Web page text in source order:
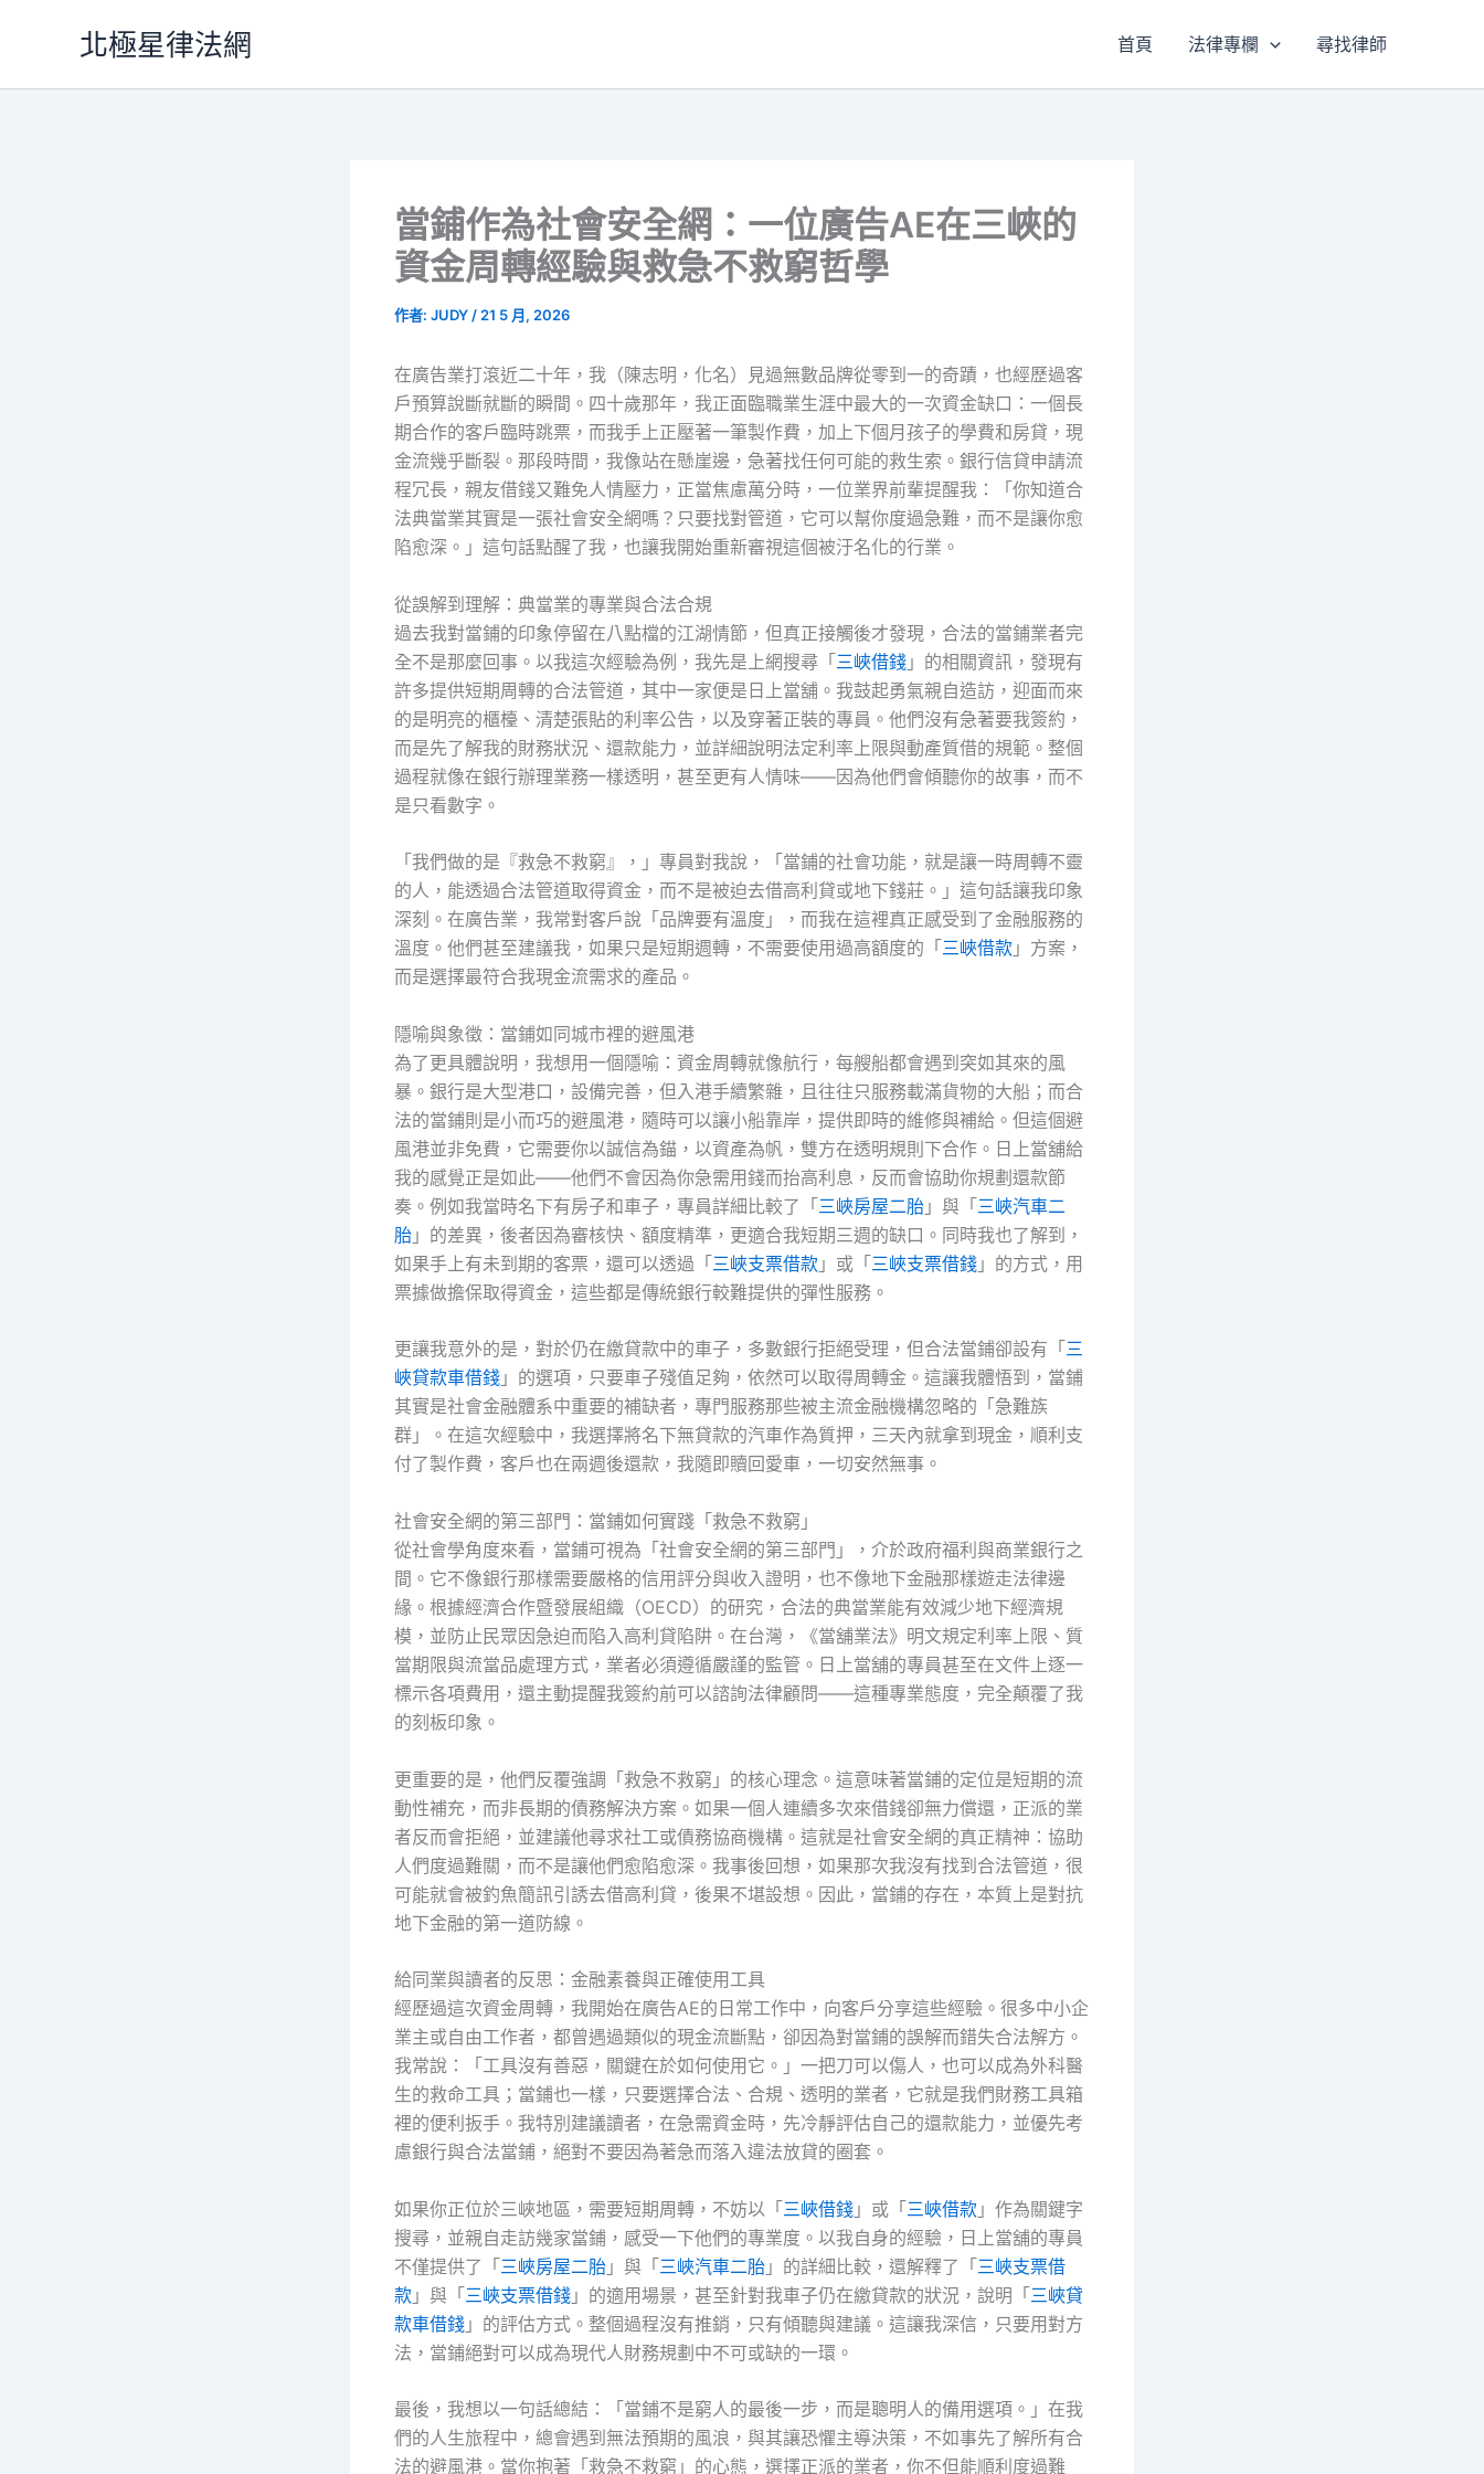
北極星律法網 首頁 法律專欄 尋找律師
當鋪作為社會安全網：一位廣告AE在三峽的
資金周轉經驗與救急不救窮哲學
作者: JUDY / 21 5 月, 2026
在廣告業打滾近二十年，我（陳志明，化名）見過無數品牌從零到一的奇蹟，也經歷過客
戶預算說斷就斷的瞬間。四十歲那年，我正面臨職業生涯中最大的一次資金缺口：一個長
期合作的客戶臨時跳票，而我手上正壓著一筆製作費，加上下個月孩子的學費和房貸，現
金流幾乎斷裂。那段時間，我像站在懸崖邊，急著找任何可能的救生索。銀行信貸申請流
程冗長，親友借錢又難免人情壓力，正當焦慮萬分時，一位業界前輩提醒我：「你知道合
法典當業其實是一張社會安全網嗎？只要找對管道，它可以幫你度過急難，而不是讓你愈
陷愈深。」這句話點醒了我，也讓我開始重新審視這個被汙名化的行業。
從誤解到理解：典當業的專業與合法合規
過去我對當鋪的印象停留在八點檔的江湖情節，但真正接觸後才發現，合法的當鋪業者完
全不是那麼回事。以我這次經驗為例，我先是上網搜尋「三峽借錢 」的相關資訊，發現有
許多提供短期周轉的合法管道，其中一家便是日上當舖。我鼓起勇氣親自造訪，迎面而來
的是明亮的櫃檯、清楚張貼的利率公告，以及穿著正裝的專員。他們沒有急著要我簽約，
而是先了解我的財務狀況、還款能力，並詳細說明法定利率上限與動產質借的規範。整個
過程就像在銀行辦理業務一樣透明，甚至更有人情味——因為他們會傾聽你的故事，而不
是只看數字。
「我們做的是『救急不救窮』，」專員對我說，「當鋪的社會功能，就是讓一時周轉不靈
的人，能透過合法管道取得資金，而不是被迫去借高利貸或地下錢莊。」這句話讓我印象
深刻。在廣告業，我常對客戶說「品牌要有溫度」，而我在這裡真正感受到了金融服務的
溫度。他們甚至建議我，如果只是短期週轉，不需要使用過高額度的「 三峽借款 」方案，
而是選擇最符合我現金流需求的產品。
隱喻與象徵：當鋪如同城市裡的避風港
為了更具體說明，我想用一個隱喻：資金周轉就像航行，每艘船都會遇到突如其來的風
暴。銀行是大型港口，設備完善，但入港手續繁雜，且往往只服務載滿貨物的大船；而合
法的當鋪則是小而巧的避風港，隨時可以讓小船靠岸，提供即時的維修與補給。但這個避
風港並非免費，它需要你以誠信為錨，以資產為帆，雙方在透明規則下合作。日上當舖給
我的感覺正是如此——他們不會因為你急需用錢而抬高利息，反而會協助你規劃還款節
奏。例如我當時名下有房子和車子，專員詳細比較了「三峽房屋二胎 」與「三峽汽車二
胎 」的差異，後者因為審核快、額度精準，更適合我短期三週的缺口。同時我也了解到，
如果手上有未到期的客票，還可以透過「三峽支票借款 」或「三峽支票借錢 」的方式，用
票據做擔保取得資金，這些都是傳統銀行較難提供的彈性服務。
更讓我意外的是，對於仍在繳貸款中的車子，多數銀行拒絕受理，但合法當鋪卻設有「 三
峽貸款車借錢 」的選項，只要車子殘值足夠，依然可以取得周轉金。這讓我體悟到，當鋪
其實是社會金融體系中重要的補缺者，專門服務那些被主流金融機構忽略的「急難族
群」。在這次經驗中，我選擇將名下無貸款的汽車作為質押，三天內就拿到現金，順利支
付了製作費，客戶也在兩週後還款，我隨即贖回愛車，一切安然無事。
社會安全網的第三部門：當鋪如何實踐「救急不救窮」
從社會學角度來看，當鋪可視為「社會安全網的第三部門」，介於政府福利與商業銀行之
間。它不像銀行那樣需要嚴格的信用評分與收入證明，也不像地下金融那樣遊走法律邊
緣。根據經濟合作暨發展組織（OECD）的研究，合法的典當業能有效減少地下經濟規
模，並防止民眾因急迫而陷入高利貸陷阱。在台灣，《當舖業法》明文規定利率上限、質
當期限與流當品處理方式，業者必須遵循嚴謹的監管。日上當舖的專員甚至在文件上逐一
標示各項費用，還主動提醒我簽約前可以諮詢法律顧問——這種專業態度，完全顛覆了我
的刻板印象。
更重要的是，他們反覆強調「救急不救窮」的核心理念。這意味著當鋪的定位是短期的流
動性補充，而非長期的債務解決方案。如果一個人連續多次來借錢卻無力償還，正派的業
者反而會拒絕，並建議他尋求社工或債務協商機構。這就是社會安全網的真正精神：協助
人們度過難關，而不是讓他們愈陷愈深。我事後回想，如果那次我沒有找到合法管道，很
可能就會被釣魚簡訊引誘去借高利貸，後果不堪設想。因此，當鋪的存在，本質上是對抗
地下金融的第一道防線。
給同業與讀者的反思：金融素養與正確使用工具
經歷過這次資金周轉，我開始在廣告AE的日常工作中，向客戶分享這些經驗。很多中小企
業主或自由工作者，都曾遇過類似的現金流斷點，卻因為對當鋪的誤解而錯失合法解方。
我常說：「工具沒有善惡，關鍵在於如何使用它。」一把刀可以傷人，也可以成為外科醫
生的救命工具；當鋪也一樣，只要選擇合法、合規、透明的業者，它就是我們財務工具箱
裡的便利扳手。我特別建議讀者，在急需資金時，先冷靜評估自己的還款能力，並優先考
慮銀行與合法當鋪，絕對不要因為著急而落入違法放貸的圈套。
如果你正位於三峽地區，需要短期周轉，不妨以「三峽借錢 」或「三峽借款 」作為關鍵字
搜尋，並親自走訪幾家當鋪，感受一下他們的專業度。以我自身的經驗，日上當舖的專員
不僅提供了「三峽房屋二胎 」與「三峽汽車二胎 」的詳細比較，還解釋了「三峽支票借
款 」與「三峽支票借錢 」的適用場景，甚至針對我車子仍在繳貸款的狀況，說明「三峽貸
款車借錢 」的評估方式。整個過程沒有推銷，只有傾聽與建議。這讓我深信，只要用對方
法，當鋪絕對可以成為現代人財務規劃中不可或缺的一環。
最後，我想以一句話總結：「當鋪不是窮人的最後一步，而是聰明人的備用選項。」在我
們的人生旅程中，總會遇到無法預期的風浪，與其讓恐懼主導決策，不如事先了解所有合
法的避風港。當你抱著「救急不救窮」的心態，選擇正派的業者，你不但能順利度過難